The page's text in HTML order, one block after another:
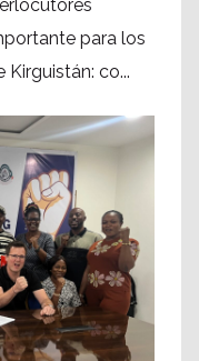
para los
co...